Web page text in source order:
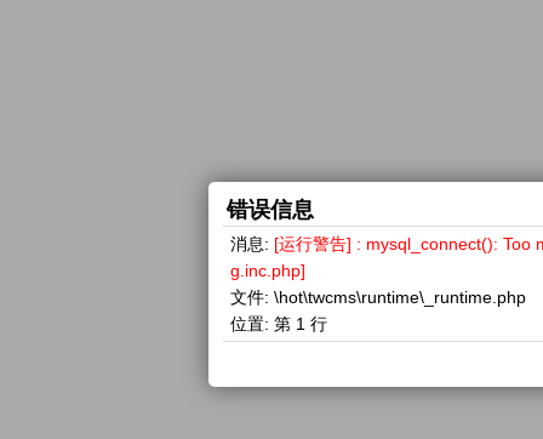
错误信息
消息: [运行警告] : mysql_connect(): Too
g.inc.php]
文件: \hot\twcms\runtime\_runtime.php
位置: 第 1 行